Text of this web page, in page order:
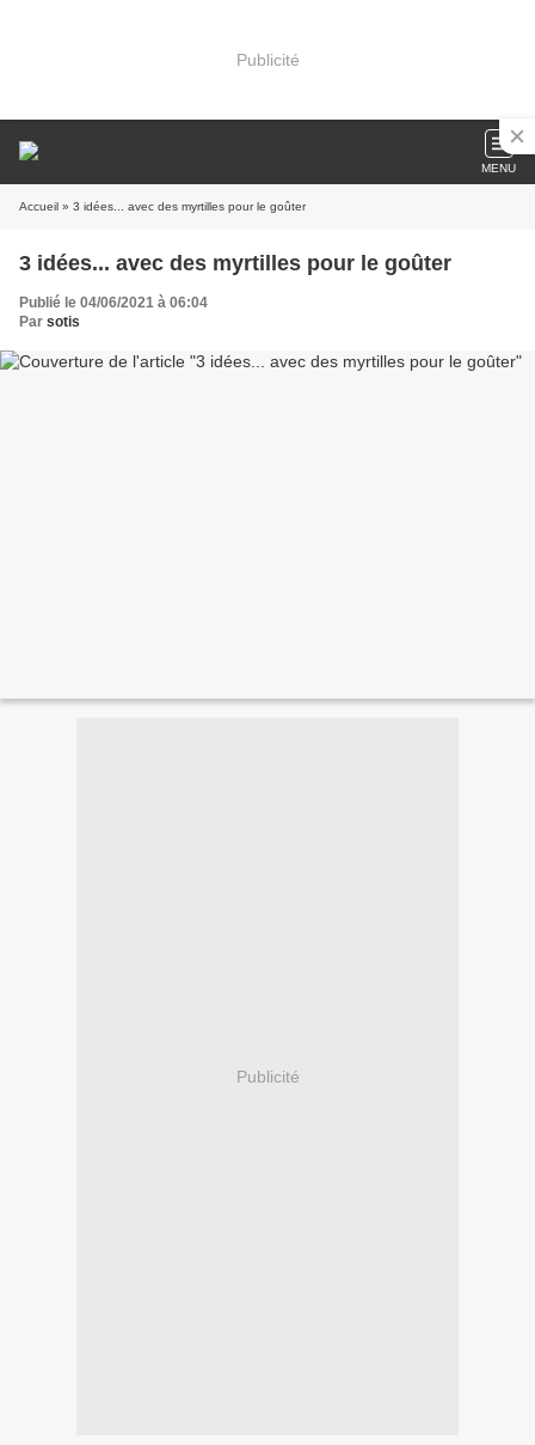
Publicité
MENU
Accueil » 3 idées... avec des myrtilles pour le goûter
3 idées... avec des myrtilles pour le goûter
Publié le 04/06/2021 à 06:04
Par sotis
Publicité